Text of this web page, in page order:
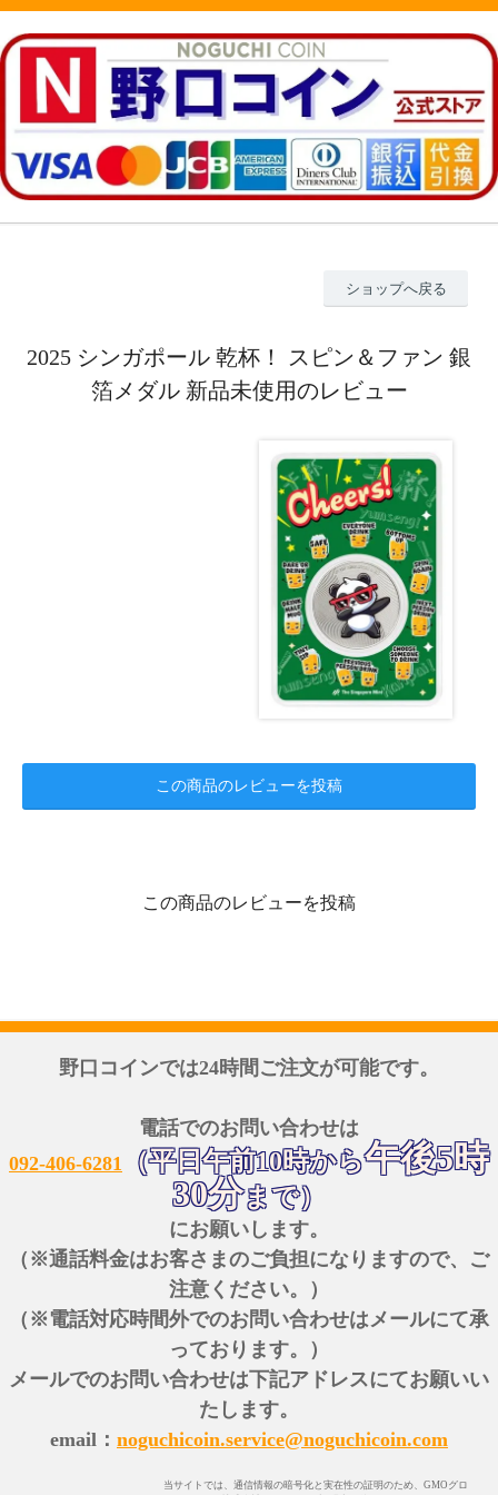
ショップへ戻る
2025 シンガポール 乾杯！ スピン＆ファン 銀
箔メダル 新品未使用のレビュー
この商品のレビューを投稿
この商品のレビューを投稿
野口コインでは24時間ご注文が可能です。
電話でのお問い合わせは
092-406-6281
（平日午前10時から午後5時
30分まで）
にお願いします。
（※通話料金はお客さまのご負担になりますので、ご
注意ください。）
（※電話対応時間外でのお問い合わせはメールにて承
っております。）
メールでのお問い合わせは下記アドレスにてお願いい
たします。
email： noguchicoin.service@noguchicoin.com
当サイトでは、通信情報の暗号化と実在性の証明のため、GMOグロ